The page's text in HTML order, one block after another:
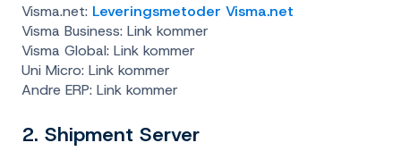
Visma.net: Leveringsmetoder Visma.net
Visma Business: Link kommer
Visma Global: Link kommer
Uni Micro: Link kommer
Andre ERP: Link kommer
2. Shipment Server